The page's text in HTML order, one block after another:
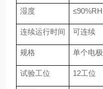
湿度 ≤90%RH
连续运行时间 可连续
规格 单个电极
试验工位 12工位